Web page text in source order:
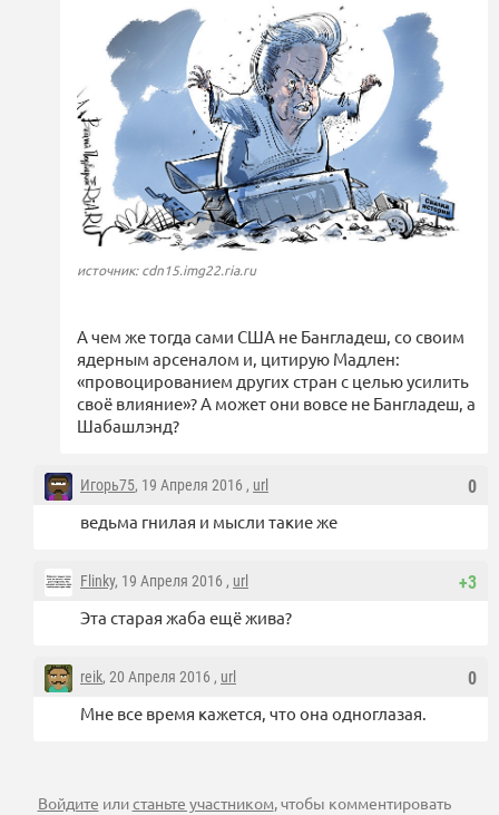
источник: cdn15.img22.ria.ru
А чем же тогда сами США не Бангладеш, со своим
ядерным арсеналом и, цитирую Мадлен:
«провоцированием других стран с целью усилить
своё влияние»? А может они вовсе не Бангладеш, а
Шабашлэнд?
0
Игорь75, 19 Апреля 2016 , url
ведьма гнилая и мысли такие же
+3
Flinky, 19 Апреля 2016 , url
Эта старая жаба ещё жива?
0
reik, 20 Апреля 2016 , url
Мне все время кажется, что она одноглазая.
Войдите илистаньте участником, чтобы комментировать